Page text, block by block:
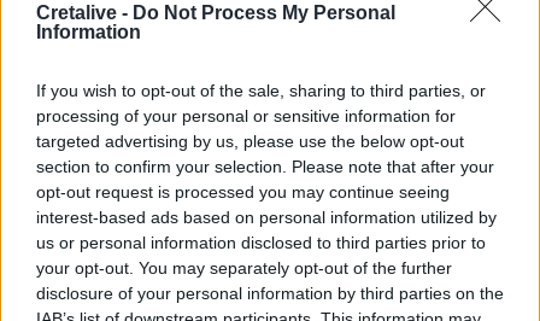
Cretalive - Do Not Process My Personal
Information
If you wish to opt-out of the sale, sharing to third parties, or
processing of your personal or sensitive information for
targeted advertising by us, please use the below opt-out
section to confirm your selection. Please note that after your
opt-out request is processed you may continue seeing
interest-based ads based on personal information utilized by
us or personal information disclosed to third parties prior to
your opt-out. You may separately opt-out of the further
disclosure of your personal information by third parties on the
Σωματείου Επισιτισμού
Σελιδοποίηση
Προηγούμενη σελίδα
Current page
1 Next page
Ροή ειδήσεων Δημοφιλή